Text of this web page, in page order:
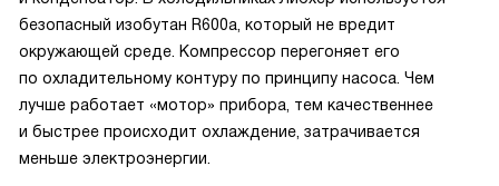
безопасный изобутан R600a, который не вредит
окружающей среде. Компрессор перегоняет его
по охладительному контуру по принципу насоса. Чем
лучше работает «мотор» прибора, тем качественнее
и быстрее происходит охлаждение, затрачивается
меньше электроэнергии.